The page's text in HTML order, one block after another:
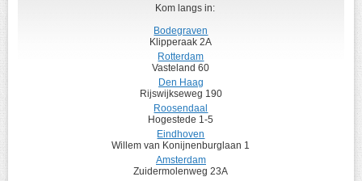
Kom langs in:
Bodegraven
Klipperaak 2A
Rotterdam
Vasteland 60
Den Haag
Rijswijkseweg 190
Roosendaal
Hogestede 1-5
Eindhoven
Willem van Konijnenburglaan 1
Amsterdam
Zuidermolenweg 23A